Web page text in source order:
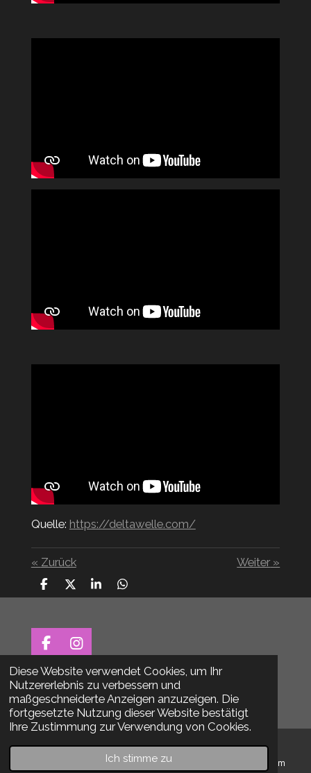
Diese Website verwendet Cookies, um Ihr
Nutzererlebnis zu verbessern und
maßgeschneiderte Anzeigen anzuzeigen. Die
fortgesetzte Nutzung dieser Website bestätigt
Ihre Zustimmung zur Verwendung von Cookies.
Ich stimme zu
Quelle: https://deltawelle.com/
« Zurück Weiter »
T
e
e
n
T
e
e
n
T
e
T
e
F
c
e
b
o
o
k
I
s
t
a
g
r
a
AGB |Datenschutz |Impressum
© 2026 Der.Proberaum e.V.
Telefon Instagram